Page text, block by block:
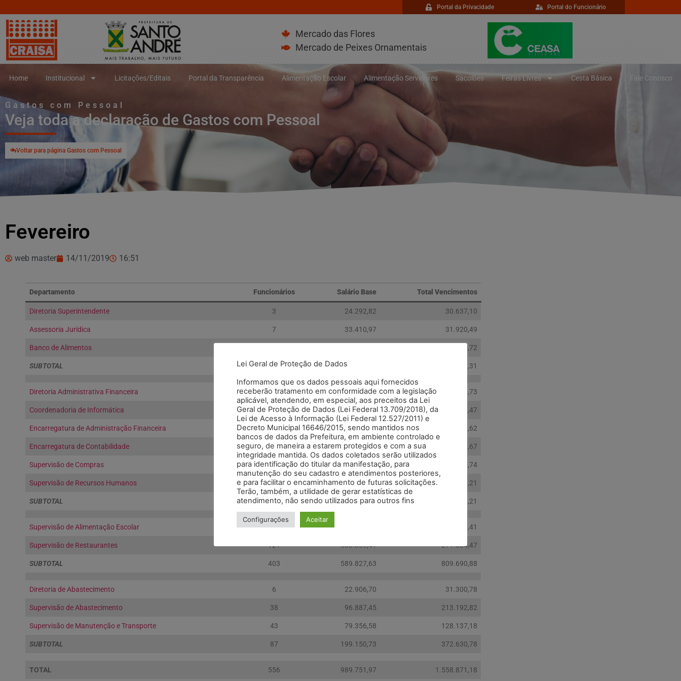
Portal da Privacidade Portal do Funcionário
Mercado das Flores
Mercado de Peixes Ornamentais
Home Institucional Licitações/Editais Portal da Transparência Alimentação Escolar Alimentação Servidores Sacolões Feiras Livres Cesta Básica Fale Conosco
Gastos com Pessoal
Veja toda a declaração de Gastos com Pessoal
Voltar para página Gastos com Pessoal
Fevereiro
web master 14/11/2019 16:51
Departamento Funcionários Salário Base Total Vencimentos
Diretoria Superintendente 3 24.292,82 30.637,10
Assessoria Jurídica 7 33.410,97 31.920,49
Banco de Alimentos 26.195,72
SUBTOTAL 16 70.922,14 88.753,31
Diretoria Administrativa Financeira 7 12.849,41 33.820,73
Coordenadoria de Informática 4 17.716,47 17.716,47
Encarregatura de Administração Financeira 3 7.299,85 15.871,62
Encarregatura de Contabilidade 6 16.946,67 16.946,67
Supervisão de Compras 20 44.583,12 104.188,74
Supervisão de Recursos Humanos 10 30.455,95 60.417,21
SUBTOTAL 50 129.851,47 287.796,21
Supervisão de Alimentação Escolar 282 538.356,41
Supervisão de Restaurantes 121 538.356,41 271.334,47
SUBTOTAL 403 589.827,63 809.690,88
Diretoria de Abastecimento 6 22.906,70 31.300,78
Supervisão de Abastecimento 38 96.887,45 213.192,82
Supervisão de Manutenção e Transporte 43 79.356,58 128.137,18
SUBTOTAL 87 199.150,73 372.630,78
TOTAL 556 989.751,97 1.558.871,18
Lei Geral de Proteção de Dados
Informamos que os dados pessoais aqui fornecidos
receberão tratamento em conformidade com a legislação
aplicável, atendendo, em especial, aos preceitos da Lei
Geral de Proteção de Dados (Lei Federal 13.709/2018), da
Lei de Acesso à Informação (Lei Federal 12.527/2011) e
Decreto Municipal 16646/2015, sendo mantidos nos
bancos de dados da Prefeitura, em ambiente controlado e
seguro, de maneira a estarem protegidos e com a sua
integridade mantida. Os dados coletados serão utilizados
para identificação do titular da manifestação, para
manutenção do seu cadastro e atendimentos posteriores,
e para facilitar o encaminhamento de futuras solicitações.
Terão, também, a utilidade de gerar estatísticas de
atendimento, não sendo utilizados para outros fins
Configurações Aceitar